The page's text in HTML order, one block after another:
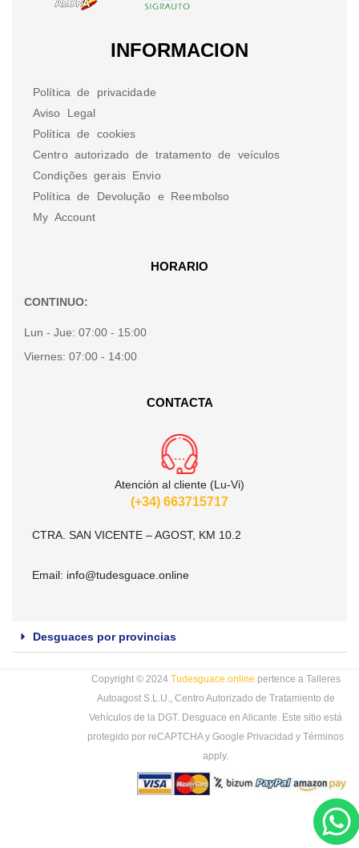
INFORMACION
Política de privacidade
Aviso Legal
Política de cookies
Centro autorizado de tratamento de veículos
Condições gerais Envio
Política de Devolução e Reembolso
My Account
HORARIO
CONTINUO:
Lun - Jue: 07:00 - 15:00
Viernes: 07:00 - 14:00
CONTACTA
Atención al cliente (Lu-Vi)
(+34) 663715717
CTRA. SAN VICENTE – AGOST, KM 10.2
Email: info@tudesguace.online
Desguaces por provincias
Copyright © 2024 Tudesguace.online pertence a Talleres
Autoagost S.L.U., Centro Autorizado de Tratamiento de
Vehículos de la DGT. Desguace en Alicante. Este sitio está
protegido por reCAPTCHA y Google Privacidad y Términos
apply.